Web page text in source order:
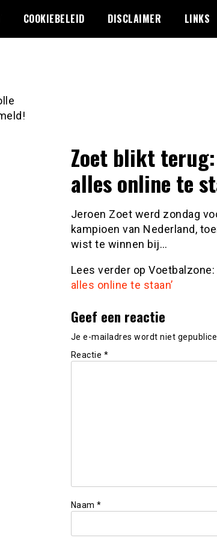
COOKIEBELEID DISCLAIMER LINKS
Zoet blikt terug:
alles online te
Jeroen Zoet werd zondag
kampioen van Nederland,
wist te winnen bij…
Lees verder op Voetbalzone:
alles online te staan’
Geef een reactie
Je e-mailadres wordt niet
Reactie *
Naam *